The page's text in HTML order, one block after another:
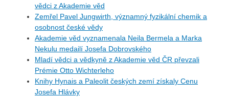
vědci z Akademie věd
Zemřel Pavel Jungwirth, významný fyzikální chemik a
osobnost české vědy
Akademie věd vyznamenala Neila Bermela a Marka
Nekulu medailí Josefa Dobrovského
Mladí vědci a vědkyně z Akademie věd ČR převzali
Prémie Otto Wichterleho
Knihy Hynais a Paleolit českých zemí získaly Cenu
Josefa Hlávky